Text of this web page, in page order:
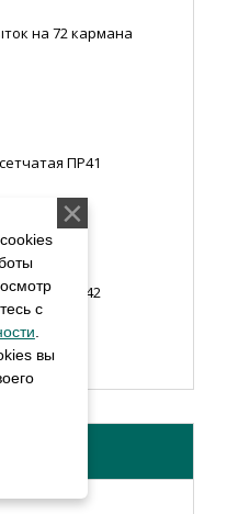
на 72 кармана
ПР41
ПР42
с
.
вы